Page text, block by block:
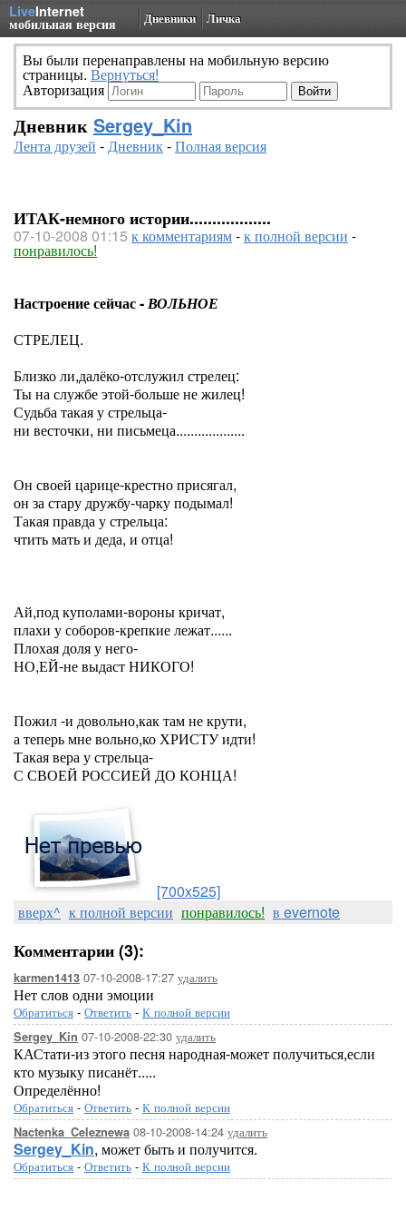
LiveInternet
мобильная версия Дневники Личка
Вы были перенаправлены на мобильную версию
страницы. Вернуться!
Авторизация
Дневник Sergey_Kin
Лента друзей -Дневник-Полная версия
ИТАК-немного истории..................
07-10-2008 01:15 к комментариям-к полной версии -
понравилось!
Настроение сейчас -ВОЛЬНОЕ
СТРЕЛЕЦ.
Близко ли,далёко-отслужил стрелец:
Ты на службе этой-больше не жилец!
Судьба такая у стрельца-
ни весточки, ни письмеца...................
Он своей царице-крестно присягал,
он за стару дружбу-чарку подымал!
Такая правда у стрельца:
чтить мать и деда, и отца!
Ай,под куполами-вороны кричат,
плахи у соборов-крепкие лежат......
Плохая доля у него-
НО,ЕЙ-не выдаст НИКОГО!
Пожил -и довольно,как там не крути,
а теперь мне вольно,ко ХРИСТУ идти!
Такая вера у стрельца-
С СВОЕЙ РОССИЕЙ ДО КОНЦА!
[700x525]
вверх^ к полной версии понравилось! в evernote
Комментарии (3):
karmen1413 07-10-2008-17:27 удалить
Нет слов одни эмоции
Обратиться - Ответить - К полной версии
Sergey_Kin 07-10-2008-22:30 удалить
КАСтати-из этого песня народная-может получиться,если
кто музыку писанёт.....
Определённо!
Обратиться - Ответить - К полной версии
Nactenka_Celeznewa 08-10-2008-14:24 удалить
Sergey_Kin, может быть и получится.
Обратиться - Ответить - К полной версии